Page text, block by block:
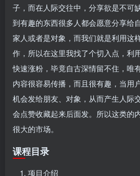
子，而在人际交往中，分享欲是不可
到有趣的东西很多人都会愿意分享给
家人或者是对象，而我们就是利用这
作，所以在这里我找了个切入点，利
快速涨粉，毕竟自古深情留不住，唯
内容很容易传播，而且很有趣，当用
机会发给朋友、对象，从而产生人际
会点赞收藏起来后面发。所以这类的
很大的市场。
课程目录
项目介绍